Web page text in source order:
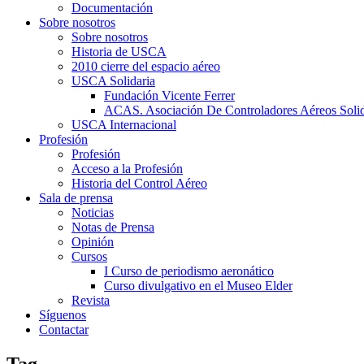
Documentación
Sobre nosotros
Sobre nosotros
Historia de USCA
2010 cierre del espacio aéreo
USCA Solidaria
Fundación Vicente Ferrer
ACAS. Asociación De Controladores Aéreos
USCA Internacional
Profesión
Profesión
Acceso a la Profesión
Historia del Control Aéreo
Sala de prensa
Noticias
Notas de Prensa
Opinión
Cursos
I Curso de periodismo aeronático
Curso divulgativo en el Museo Elder
Revista
Síguenos
Contactar